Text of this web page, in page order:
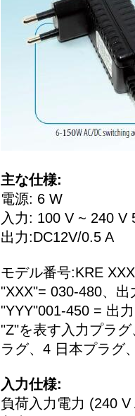
主な仕様:
電源: 6 W
入力: 100 V ~ 240 V
出力:DC12V/0.5 A
モデル番号:KRE
"XXX"= 030-480、
"YYY"001-450 = 出
"Z"を表す入力プラ
ラグ、4 日本プラグ
入力仕様:
負荷入力電力 (240